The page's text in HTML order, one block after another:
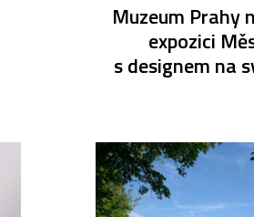
Muzeum Prahy
expozici
s designem na